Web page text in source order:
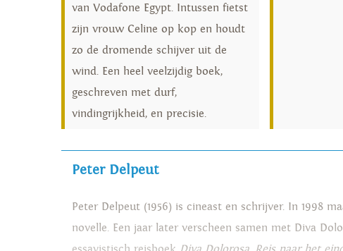
van Vodafone Egypt. Intussen fietst
zijn vrouw Celine op kop en houdt
zo de dromende schijver uit de
wind. Een heel veelzijdig boek,
geschreven met durf,
vindingrijkheid, en precisie.
Peter Delpeut
Peter Delpeut (1956) is cineast en schrijver. In 1998
novelle. Een jaar later verscheen samen met Diva